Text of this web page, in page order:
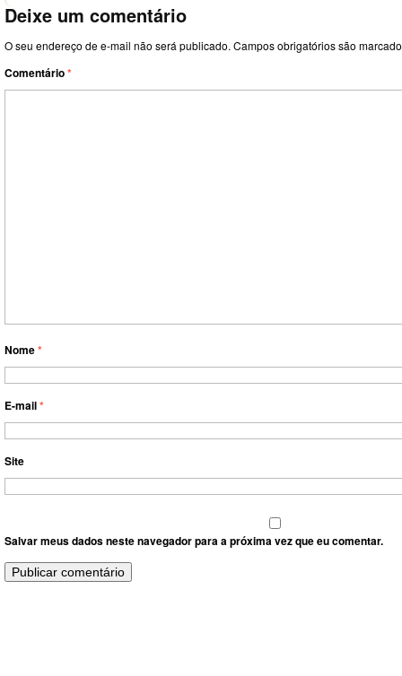
Deixe um comentário
O seu endereço de e-mail não será publicado. Campos obrigatórios são
Comentário*
Nome*
E-mail*
Site
Salvar meus dados neste navegador para a próxima vez que eu comentar.